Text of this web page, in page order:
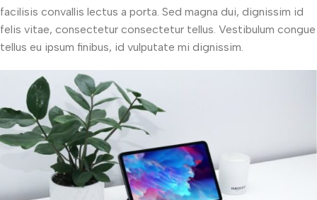
facilisis convallis lectus a porta. Sed magna dui, dignissim id
felis vitae, consectetur consectetur tellus. Vestibulum congue
tellus eu ipsum finibus, id vulputate mi dignissim.